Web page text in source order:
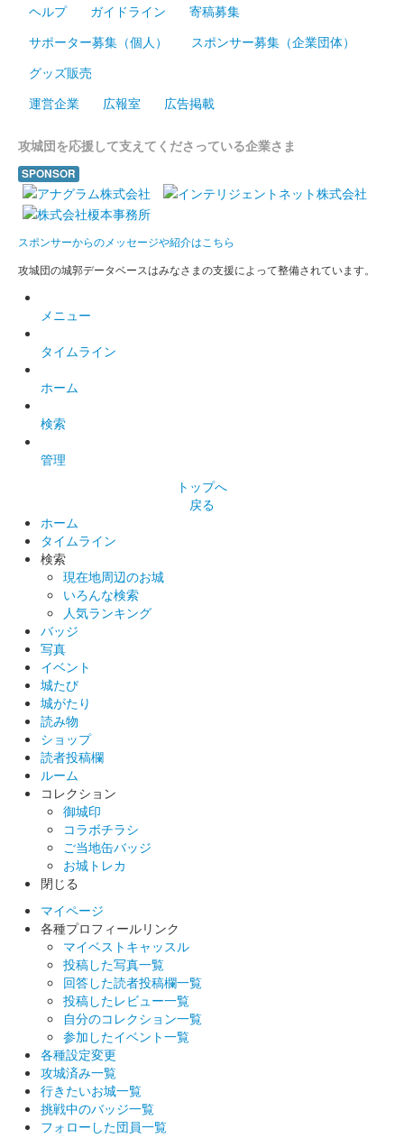
ヘルプ
ガイドライン
寄稿募集
サポーター募集（個人）
スポンサー募集（企業団体）
グッズ販売
運営企業
広報室 広告掲載
攻城団を応援して支えてくださっている企業さま
SPONSOR
スポンサーからのメッセージや紹介はこちら
攻城団の城郭データベースはみなさまの支援によって整備されています。
メニュー
タイムライン
ホーム
検索
管理
トップへ
戻る
ホーム
タイムライン
検索
現在地周辺のお城
いろんな検索
人気ランキング
バッジ
写真
イベント
城たび
城がたり
読み物
ショップ
読者投稿欄
ルーム
コレクション
御城印
コラボチラシ
ご当地缶バッジ
お城トレカ
閉じる
マイページ
各種プロフィールリンク
マイベストキャッスル
投稿した写真一覧
回答した読者投稿欄一覧
投稿したレビュー一覧
自分のコレクション一覧
参加したイベント一覧
各種設定変更
攻城済み一覧
行きたいお城一覧
挑戦中のバッジ一覧
フォローした団員一覧